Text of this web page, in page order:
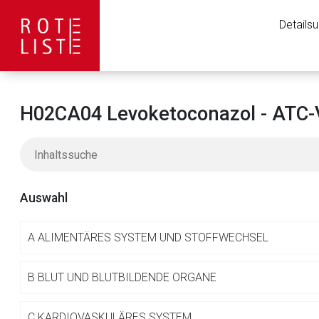
H02CA04 Levoketoconazol -
Auswahl
A ALIMENTÄRES SYSTEM UND STOFFWECHSEL
B BLUT UND BLUTBILDENDE ORGANEAufruf einer